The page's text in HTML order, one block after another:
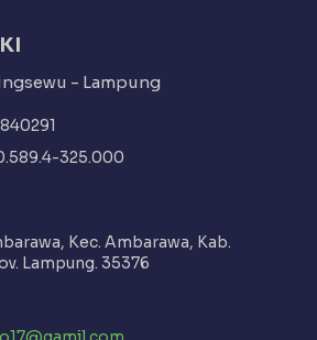
- Lampung
325.000
Kec. Ambarawa, Kab.
Lampung. 35376